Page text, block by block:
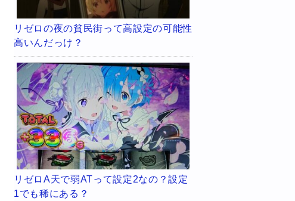
リゼロの夜の貧民街って高設定の可能性
高いんだっけ？
リゼロA天で弱ATって設定2なの？設定
1でも稀にある？